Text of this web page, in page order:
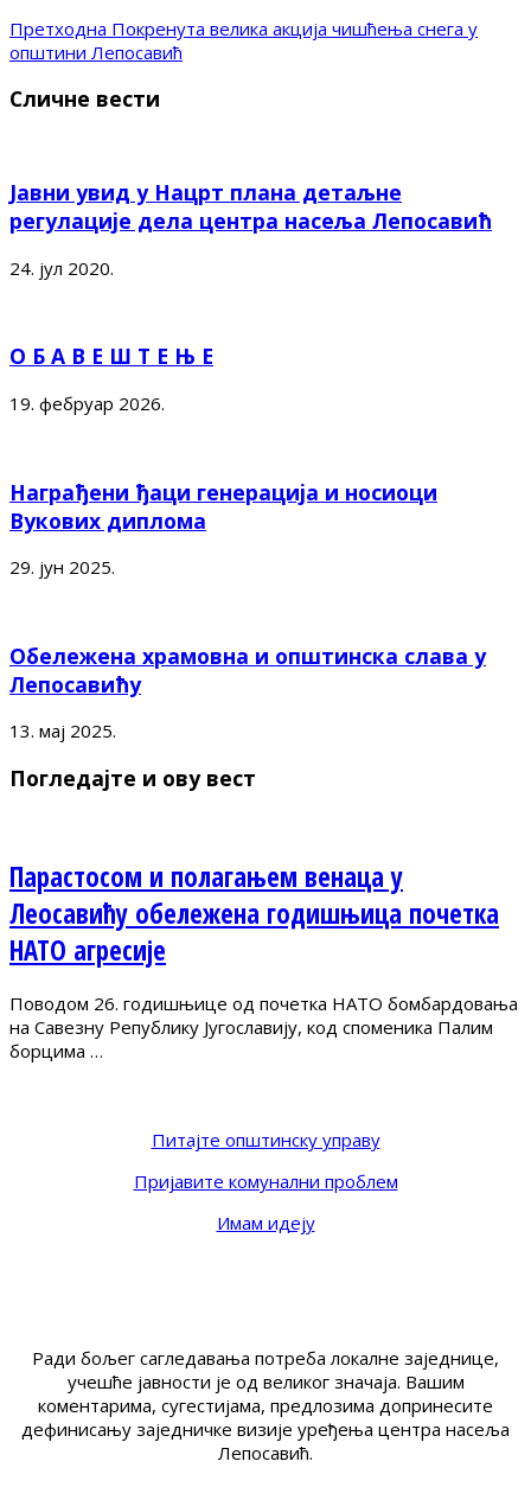
Претходна Покренута велика акција чишћења снега у
општини Лепосавић
Сличне вести
Јавни увид у Нацрт плана детаљне
регулације дела центра насеља Лепосавић
24. јул 2020.
О Б А В Е Ш Т Е Њ Е
19. фебруар 2026.
Награђени ђаци генерација и носиоци
Вукових диплома
29. јун 2025.
Обележена храмовна и општинска слава у
Лепосавићу
13. мај 2025.
Погледајте и ову вест
Парастосом и полагањем венаца у
Леосавићу обележена годишњица почетка
НАТО агресије
Поводом 26. годишњице од почетка НАТО бомбардовања
на Савезну Републику Југославију, код споменика Палим
борцима …
Питајте општинску управу
Пријавите комунални проблем
Имам идеју
Ради бољег сагледавања потреба локалне заједнице,
учешће јавности је од великог значаја. Вашим
коментарима, сугестијама, предлозима допринесите
дефинисању заједничке визије уређења центра насеља
Лепосавић.